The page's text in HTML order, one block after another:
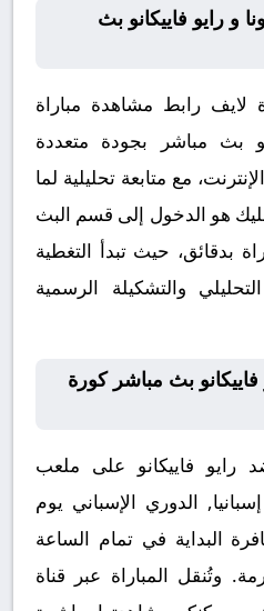
و رايو فاييكانو بث
لايف رابط مشاهدة مباراة
بث مباشر بجودة متعددة
مع متابعة تحليلية لما
هو الدخول إلى قسم البث
بدقائق، حيث تبدأ التغطية
والتشكيلة الرسمية
فاييكانو بث مباشر كورة
رايو فاييكانو على ملعب
الدوري الإسباني يوم
صافرة البداية في تمام الساعة
وتُنقل المباراة عبر قناة